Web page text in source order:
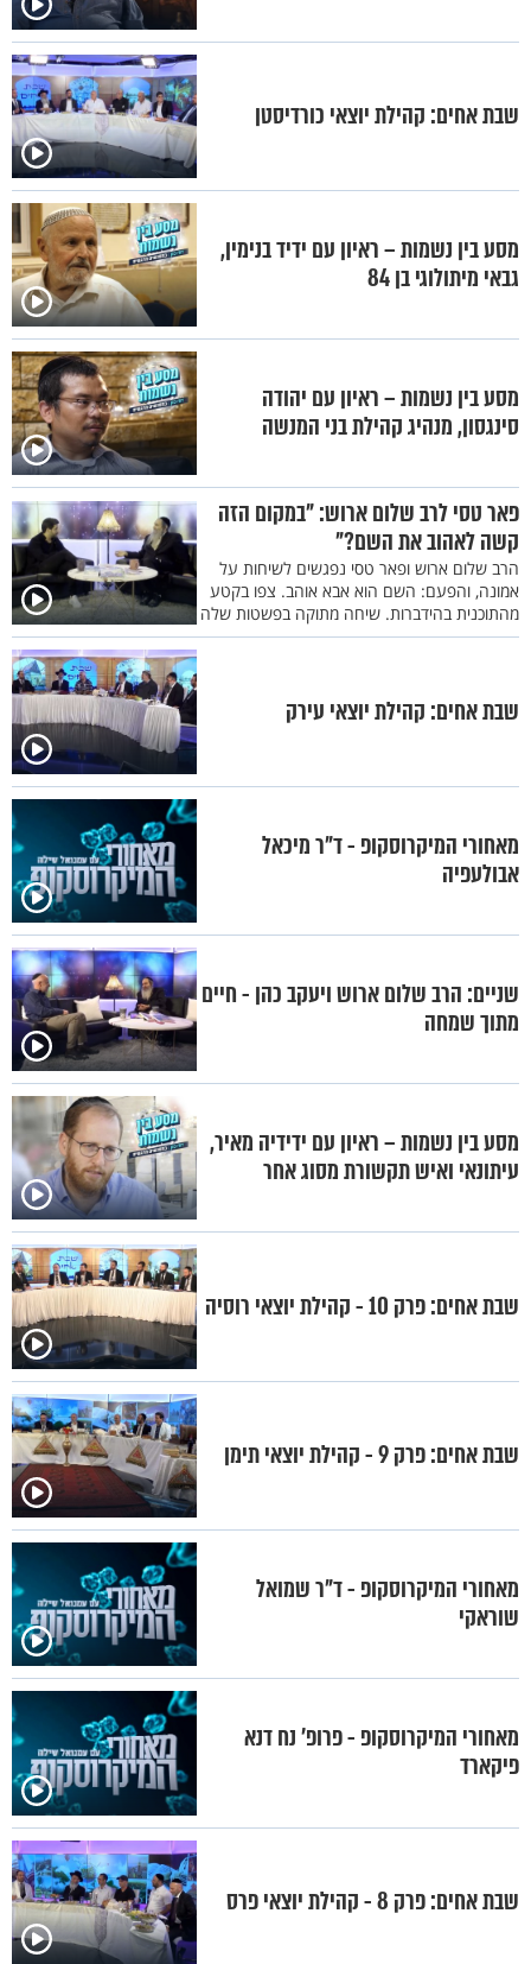
שבת אחים: קהילת יוצאי כורדיסטן
מסע בין נשמות – ראיון עם ידיד בנימין,
גבאי מיתולוגי בן 84
מסע בין נשמות – ראיון עם יהודה
סינגסון, מנהיג קהילת בני המנשה
פאר טסי לרב שלום ארוש: "במקום הזה
קשה לאהוב את השם?"
הרב שלום ארוש ופאר טסי נפגשים לשיחות על
אמונה, והפעם: השם הוא אבא אוהב. צפו בקטע
מהתוכנית בהידברות. שיחה מתוקה בפשטות שלה
שבת אחים: קהילת יוצאי עירק
מאחורי המיקרוסקופ - ד"ר מיכאל
אבולעפיה
שניים: הרב שלום ארוש ויעקב כהן - חיים
מתוך שמחה
מסע בין נשמות – ראיון עם ידידיה מאיר,
עיתונאי ואיש תקשורת מסוג אחר
שבת אחים: פרק 10 - קהילת יוצאי רוסיה
שבת אחים: פרק 9 - קהילת יוצאי תימן
מאחורי המיקרוסקופ - ד"ר שמואל
שוראקי
מאחורי המיקרוסקופ - פרופ’ נח דנא
פיקארד
שבת אחים: פרק 8 - קהילת יוצאי פרס